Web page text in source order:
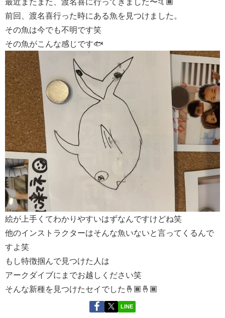
前回、渡名喜行った時にある魚を見つけました。
その魚は今でも不明です笑
その魚がこんな感じです🐟
絵が上手くてわかりやすいはずなんですけどね笑
他のインストラクターはそんな魚いないと言ってくるんで
すよ笑
もし特徴掴んで見つけた人は
アークダイブにまでお越しください笑
そんな新種を見つけたセイでした🤞🏾🤞🏾
LINE